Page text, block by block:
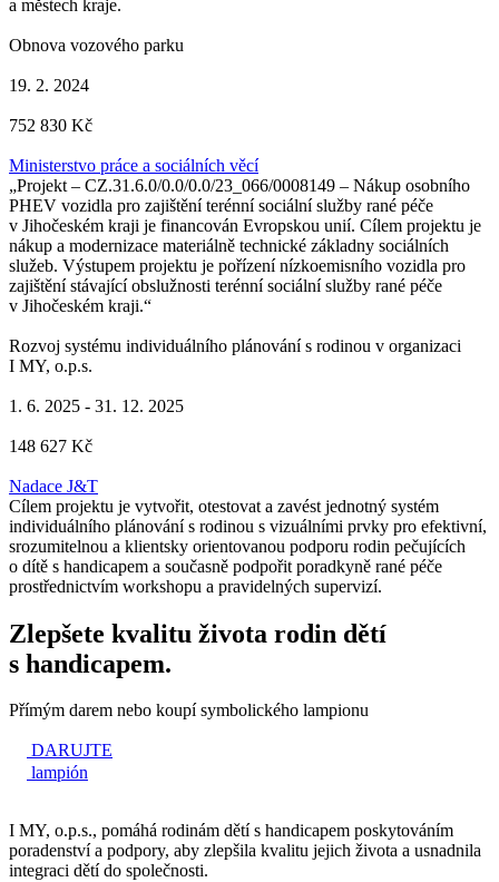
a městech kraje.
Obnova vozového parku
19. 2. 2024
752 830 Kč
Ministerstvo práce a sociálních věcí
„Projekt – CZ.31.6.0/0.0/0.0/23_066/0008149 – Nákup osobního
PHEV vozidla pro zajištění terénní sociální služby rané péče
v Jihočeském kraji je financován Evropskou unií. Cílem projektu je
nákup a modernizace materiálně technické základny sociálních
služeb. Výstupem projektu je pořízení nízkoemisního vozidla pro
zajištění stávající obslužnosti terénní sociální služby rané péče
v Jihočeském kraji.“
Rozvoj systému individuálního plánování s rodinou v organizaci
I MY, o.p.s.
1. 6. 2025 - 31. 12. 2025
148 627 Kč
Nadace J&T
Cílem projektu je vytvořit, otestovat a zavést jednotný systém
individuálního plánování s rodinou s vizuálními prvky pro efektivní,
srozumitelnou a klientsky orientovanou podporu rodin pečujících
o dítě s handicapem a současně podpořit poradkyně rané péče
prostřednictvím workshopu a pravidelných supervizí.
Zlepšete kvalitu života rodin dětí
s handicapem.
Přímým darem nebo koupí symbolického lampionu
DARUJTE
lampión
I MY, o.p.s., pomáhá rodinám dětí s handicapem poskytováním
poradenství a podpory, aby zlepšila kvalitu jejich života a usnadnila
integraci dětí do společnosti.